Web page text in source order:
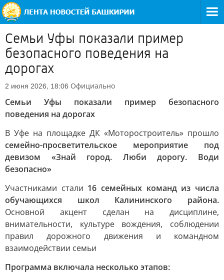
Семьи Уфы показали пример
безопасного поведения на
дорогах
2 июня 2026, 18:06 Официально
Семьи Уфы показали пример безопасного
поведения на дорогах
В Уфе на площадке ДК «Моторостроитель» прошло
семейно-просветительское мероприятие под
девизом «Знай город. Люби дорогу. Води
безопасно»
Участниками стали 16 семейных команд из числа
обучающихся школ Калининского района.
Основной акцент сделан на дисциплине,
внимательности, культуре вождения, соблюдении
правил дорожного движения и командном
взаимодействии семьи
Программа включала несколько этапов: